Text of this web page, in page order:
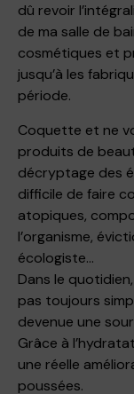
dû revoir
de ma salle de
cosmétiques et
jusqu’à les
période.
Coquette et ne
produits de
décryptage des
difficile de faire
atopiques,
l’organisme,
écologiste…
Dans le
pas toujours
devenue une
Grâce à
une réelle
poussées.